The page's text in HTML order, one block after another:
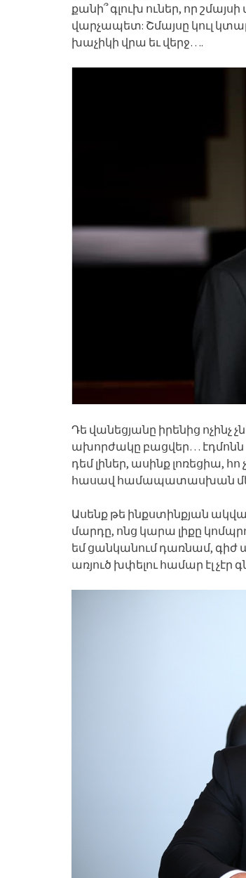
քանի՞ գլուխ ուներ, որ
վարչապետ: Շմայսը կուլ
խաչիկի վրա եւ վերջ….
Դե վանեցյանը իրենից ոչինչ
ախորժակը բացվեր… էդմոնն
դեմ լիներ, ասինք լոռեցիա,
հասավ համապատասխան
Ասենք թե ինքստինքյան
մարդը, ոնց կարա լիքը
եմ ցանկանում դառնամ, գիժ
առյուծ խփելու համար էլ